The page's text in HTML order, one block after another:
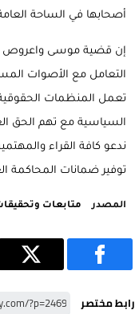
أصحابها في الساحة
إن قضية موسى واعروص
التعامل مع الأصوات
تعمل المنظمات الحقوقية
السياسية مع تهم الحق
ندعو كافة القراء
توفير ضمانات المحاكمة
المصدر متابعات
رابط مختصر